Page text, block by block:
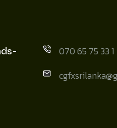
070 65 75 33 1